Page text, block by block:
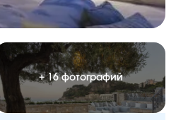
+ 16 фотографий